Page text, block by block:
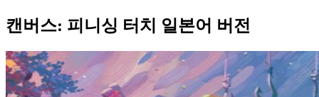
캔버스: 피니싱 터치 일본어 버전